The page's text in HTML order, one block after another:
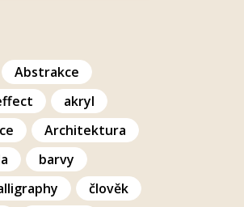
Abstrakce
akryl
Architektura
barvy
člověk